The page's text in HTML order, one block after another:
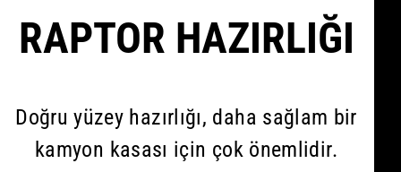
RAPTOR HAZIRLIĞI
Doğru yüzey hazırlığı, daha sağlam bir
kamyon kasası için çok önemlidir.